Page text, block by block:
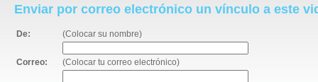
Enviar por correo electrónico un vínculo a este
De: (Colocar su nombre)
Correo: (Colocar tu correo electrónico)